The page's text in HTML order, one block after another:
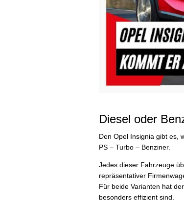
Diesel oder
Den Opel Insignia gibt es,
PS – Turbo – Benziner.
Jedes dieser Fahrzeuge
repräsentativer
Für beide Varianten hat
besonders effizient sind.